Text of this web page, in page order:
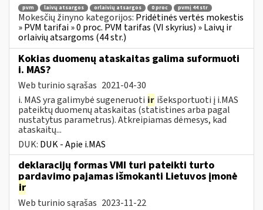
pvm laivų atsargos orlaivių atsargos 0 proc pvmį 44 str
Mokesčių žinyno kategorijos: Pridėtinės vertės mokestis
» PVM tarifai » 0 proc. PVM tarifas (VI skyrius) » Laivų ir
orlaivių atsargoms (44 str.)
Kokias duomenų ataskaitas galima suformuoti
i. MAS?
Web turinio sąrašas 2021-04-30
i. MAS yra galimybė sugeneruoti ir išeksportuoti į i.MAS
pateiktų duomenų ataskaitas (statistines arba pagal
nustatytus parametrus). Atkreipiamas dėmesys, kad
ataskaitų...
DUK: DUK - Apie i.MAS
deklaracijų formas VMI turi pateikti turto
pardavimo pajamas išmokanti Lietuvos įmonė
ir
Web turinio sąrašas 2023-11-22